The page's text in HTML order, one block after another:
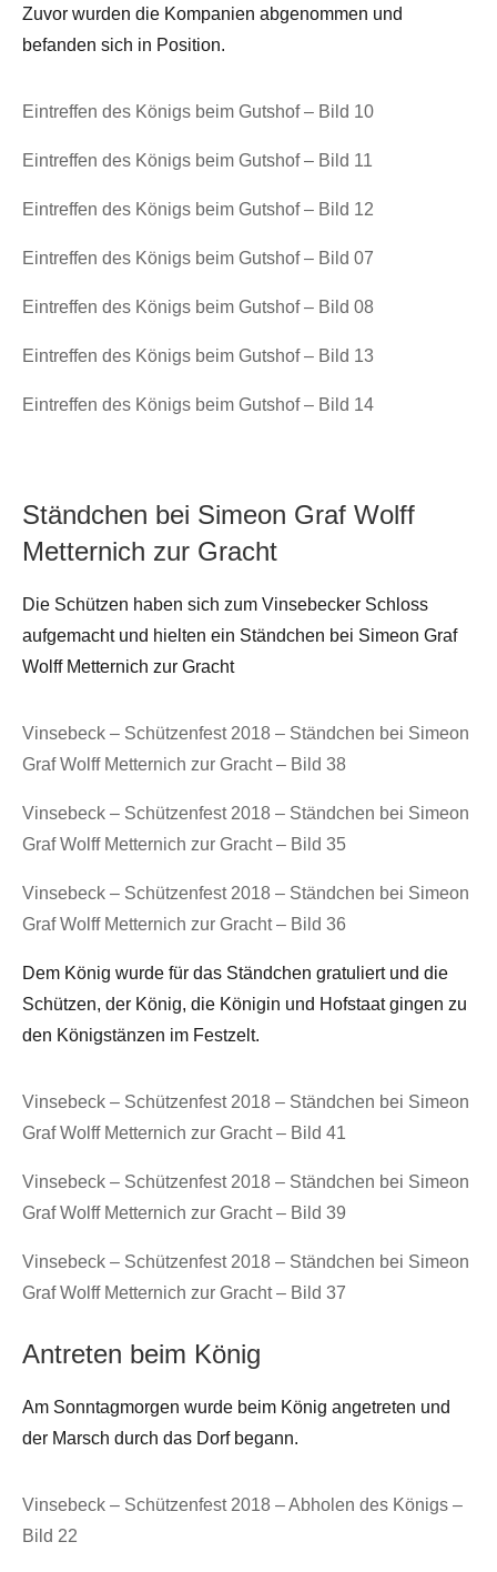
Zuvor wurden die Kompanien abgenommen und
befanden sich in Position.
Eintreffen des Königs beim Gutshof – Bild 10
Eintreffen des Königs beim Gutshof – Bild 11
Eintreffen des Königs beim Gutshof – Bild 12
Eintreffen des Königs beim Gutshof – Bild 07
Eintreffen des Königs beim Gutshof – Bild 08
Eintreffen des Königs beim Gutshof – Bild 13
Eintreffen des Königs beim Gutshof – Bild 14
Ständchen bei Simeon Graf Wolff
Metternich zur Gracht
Die Schützen haben sich zum Vinsebecker Schloss
aufgemacht und hielten ein Ständchen bei Simeon Graf
Wolff Metternich zur Gracht
Vinsebeck – Schützenfest 2018 – Ständchen bei Simeon
Graf Wolff Metternich zur Gracht – Bild 38
Vinsebeck – Schützenfest 2018 – Ständchen bei Simeon
Graf Wolff Metternich zur Gracht – Bild 35
Vinsebeck – Schützenfest 2018 – Ständchen bei Simeon
Graf Wolff Metternich zur Gracht – Bild 36
Dem König wurde für das Ständchen gratuliert und die
Schützen, der König, die Königin und Hofstaat gingen zu
den Königstänzen im Festzelt.
Vinsebeck – Schützenfest 2018 – Ständchen bei Simeon
Graf Wolff Metternich zur Gracht – Bild 41
Vinsebeck – Schützenfest 2018 – Ständchen bei Simeon
Graf Wolff Metternich zur Gracht – Bild 39
Vinsebeck – Schützenfest 2018 – Ständchen bei Simeon
Graf Wolff Metternich zur Gracht – Bild 37
Antreten beim König
Am Sonntagmorgen wurde beim König angetreten und
der Marsch durch das Dorf begann.
Vinsebeck – Schützenfest 2018 – Abholen des Königs –
Bild 22